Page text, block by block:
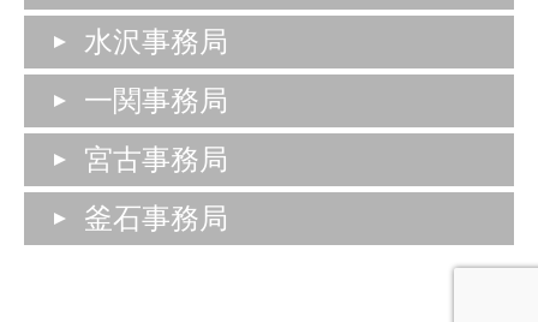
水沢事務局
一関事務局
宮古事務局
釜石事務局